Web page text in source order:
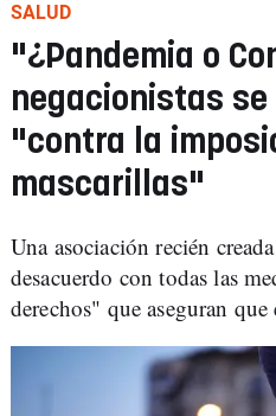
SALUD
"¿Pandemia o
negacionistas se
"contra la
mascarillas"
Una asociación recién
desacuerdo con todas las
derechos" que aseguran